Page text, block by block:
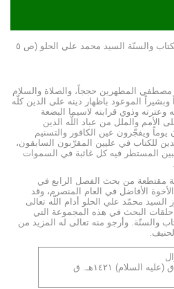
كتاب مقامات فاطمة الزهرا في الكتاب والسنّة السيد محمد علي الحلو (ص ٥
مصطفي المطهرين حججاً، والصلاة والسلام
الموعود باظهار دينه على الدين كلّه
وذوي قرابته لاسيما البضعة
الأمم والملل من عباد اللّه الذين
ويفجّرون عين الكافور والتسنيم
للكتاب في عليين المقرّبون السابقون،
المستطر فيه كل غائبة في السموات
مقتطعة من بحث الفصل الرابع في
الأفاضل في العام المنصرم، وقد
السيد محمّد علي الحلو أدام اللّه تعالى
حلقات البحث في هذه المجموعة التي
والسنّة. وأرجو منه تعالى له المزيد من
السلام) ١٤٢١هـ. ق